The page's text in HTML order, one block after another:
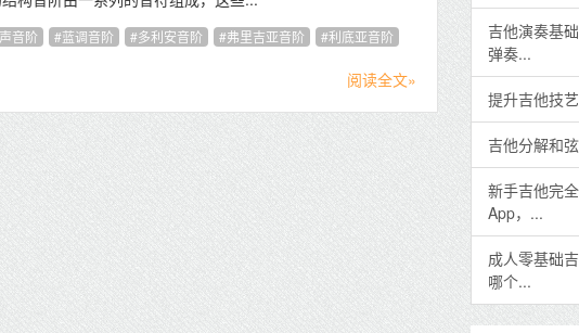
音阶 蓝调音阶 多利安音阶 弗里吉亚音阶 利底亚音阶
阅读全文»
吉他演奏基
弹奏...
提升吉他技
吉他分解和
新手吉他完
App，...
成人零基础
哪个...